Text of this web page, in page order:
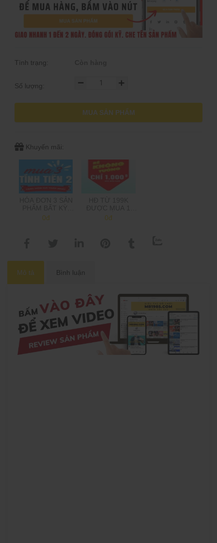
Tình trạng:
Số lượng:
MUA SẢN PHẨM
Khuyến mãi:
CHỈ TÍNH TIỀN 2,
0đ
SẢN PHẨM 1K,
0đ
Mô tả Bình luận